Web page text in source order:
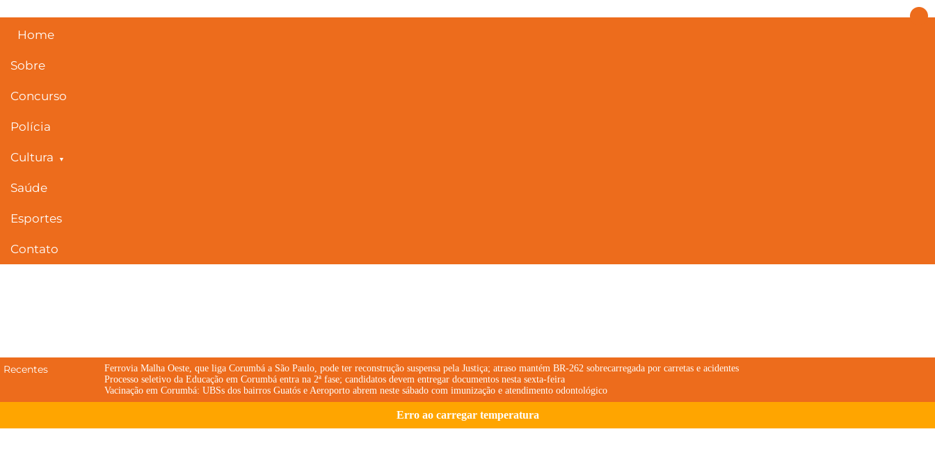
to
contentHome
Sobre
Concurso
Polícia
Cultura
Saúde
Esportes
Contato
Recentes
Ferrovia Malha Oeste, que liga Corumbá a São Paulo, pode ter reconstrução suspensa pela Justiça; atraso mantém BR-262 sobrecarregada por carretas e acidentes
Processo seletivo da Educação em Corumbá entra na 2ª fase; candidatos devem entregar documentos nesta sexta-feira
Vacinação em Corumbá: UBSs dos bairros Guatós e Aeroporto abrem neste sábado com imunização e atendimento odontológico
Erro ao carregar temperatura